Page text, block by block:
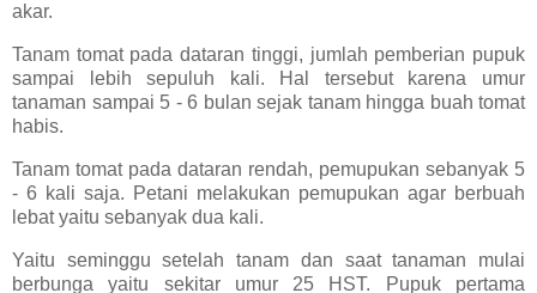
akar.
Tanam tomat pada dataran tinggi, jumlah pemberian pupuk
sampai lebih sepuluh kali. Hal tersebut karena umur
tanaman sampai 5 - 6 bulan sejak tanam hingga buah tomat
habis.
Tanam tomat pada dataran rendah, pemupukan sebanyak 5
- 6 kali saja. Petani melakukan pemupukan agar berbuah
lebat yaitu sebanyak dua kali.
Yaitu seminggu setelah tanam dan saat tanaman mulai
berbunga yaitu sekitar umur 25 HST. Pupuk pertama